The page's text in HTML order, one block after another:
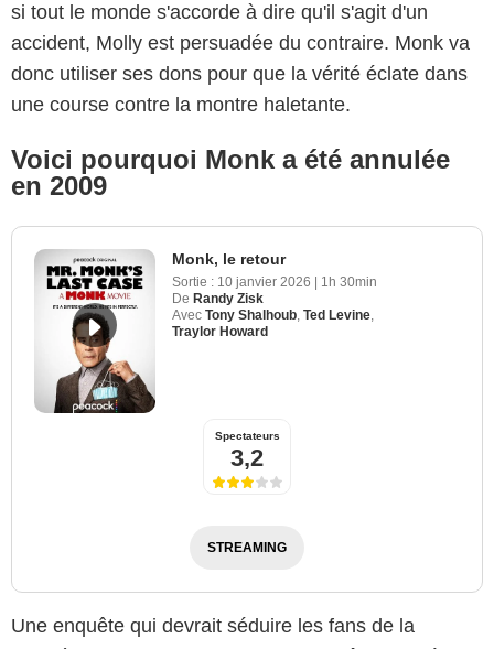
si tout le monde s'accorde à dire qu'il s'agit d'un
accident, Molly est persuadée du contraire. Monk va
donc utiliser ses dons pour que la vérité éclate dans
une course contre la montre haletante.
Voici pourquoi Monk a été annulée
en 2009
Monk, le retour
Sortie : 10 janvier 2026 | 1h 30min
De Randy Zisk
Avec Tony Shalhoub Ted Levine
Traylor Howard
Spectateurs
3,2
STREAMING
Une enquête qui devrait séduire les fans de la